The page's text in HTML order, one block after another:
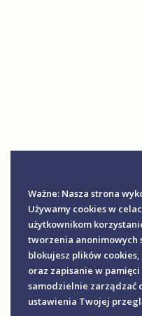
Ważne: Nasza strona
Używamy cookies w
użytkownikom
tworzenia anonimowych
blokujesz plików
oraz zapisanie w
samodzielnie zarządzać
ustawienia Twojej